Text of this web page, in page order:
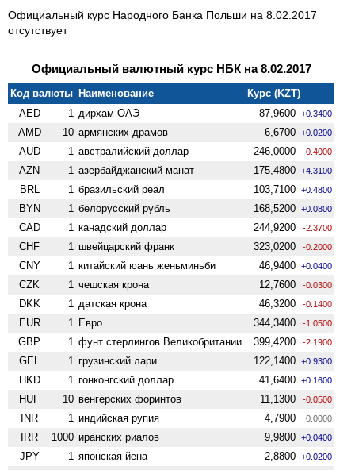
Официальный курс Народного Банка Польши на 8.02.2017
отсутствует
Официальный валютный курс НБК на 8.02.2017
Код валюты Наименование
Курс (KZT)
AED
1 дирхам ОАЭ 87,9600 +0.3400
AMD 10 армянских драмов 6,6700 +0.0200
AUD 1 австралийский доллар 246,0000 -0.4000
AZN 1 азербайджанский манат 175,4800 +4.3100
BRL 1 бразильский реал 103,7100 +0.4800
BYN 1 белорусский рубль 168,5200 +0.0800
CAD 1 канадский доллар 244,9200 -2.3700
CHF 1 швейцарский франк 323,0200 -0.2000
CNY 1 китайский юань женьминьби 46,9400 +0.0400
CZK 1 чешская крона 12,7600 -0.0300
DKK 1 датская крона 46,3200 -0.1400
EUR 1 Евро 344,3400 -1.0500
GBP 1 фунт стерлингов Велико­британии 399,4200 -2.1900
GEL 1 грузинский лари 122,1400 +0.9300
HKD 1 гонконгский доллар 41,6400 +0.1600
HUF 10 венгерских форинтов 11,1300 -0.0500
INR 1 индийская рупия 4,7900 0.0000
IRR 1000 иранских риалов 9,9800 +0.0400
JPY 1 японская йена 2,8800 +0.0200